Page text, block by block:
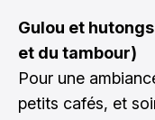
Gulou et
et du tambour)
Pour une
petits cafés, et